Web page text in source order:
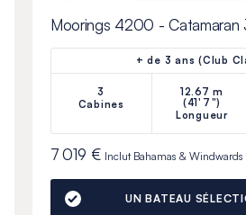
Moorings 4200 - Catamaran
+ de 3 ans (Club
3
Cabines
12.67 m
(41'7")
Longueur
7 019 € Inclut Bahamas & Windwards
UN BATEAU